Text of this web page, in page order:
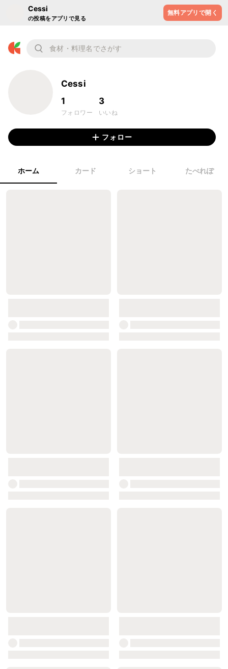
Cessi
の投稿をアプリで見る
無料アプリで開く
Cessi
1
フォロワー
3
いいね
フォロー
ホーム カード ショート たべれぽ